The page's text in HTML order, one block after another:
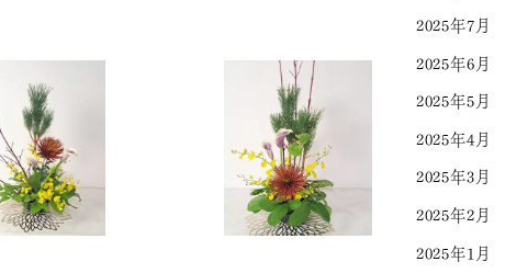
2025年7月
2025年6月
2025年5月
2025年4月
2025年3月
2025年2月
2025年1月